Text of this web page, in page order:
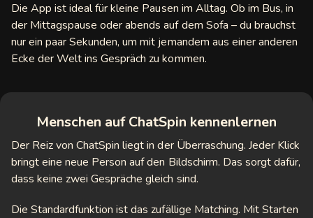
Die App ist ideal für kleine Pausen im Alltag. Ob im Bus, in
der Mittagspause oder abends auf dem Sofa – du brauchst
nur ein paar Sekunden, um mit jemandem aus einer anderen
Ecke der Welt ins Gespräch zu kommen.
Menschen auf ChatSpin kennenlernen
Der Reiz von ChatSpin liegt in der Überraschung. Jeder Klick
bringt eine neue Person auf den Bildschirm. Das sorgt dafür,
dass keine zwei Gespräche gleich sind.
Die Standardfunktion ist das zufällige Matching. Mit Starten